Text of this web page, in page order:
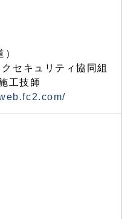
セキュリティ協同組
工技師